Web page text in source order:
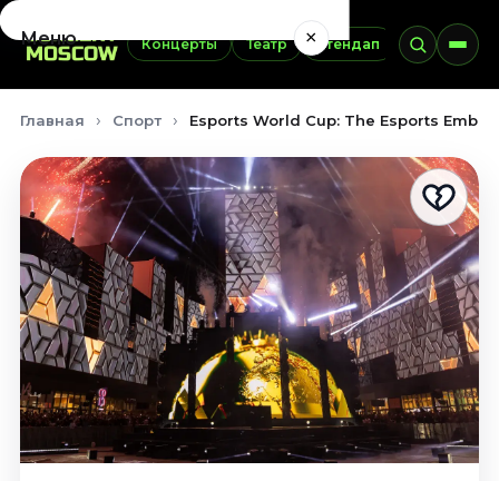
Концерты Театр Стендап Выставки
Меню ×
Сентябрь 2026
Октябрь 2026
Ноябрь 2026
Декабрь 2026
Январь 2027
Театр
Август 2026
Сентябрь 2026
Октябрь 2026
Ноябрь 2026
Главная Спорт Esports World Cup: The Esports